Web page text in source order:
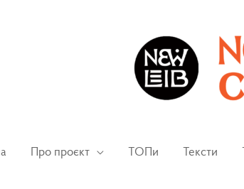
Про проєкт ТОПи Тексти